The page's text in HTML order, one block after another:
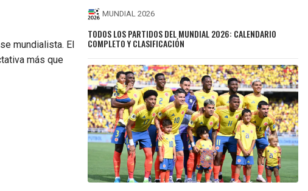
mundialista. El
más que
MUNDIAL 2026
TODOS LOS PARTIDOS DEL MUNDIAL 2026: CALENDARIO
COMPLETO Y CLASIFICACIÓN